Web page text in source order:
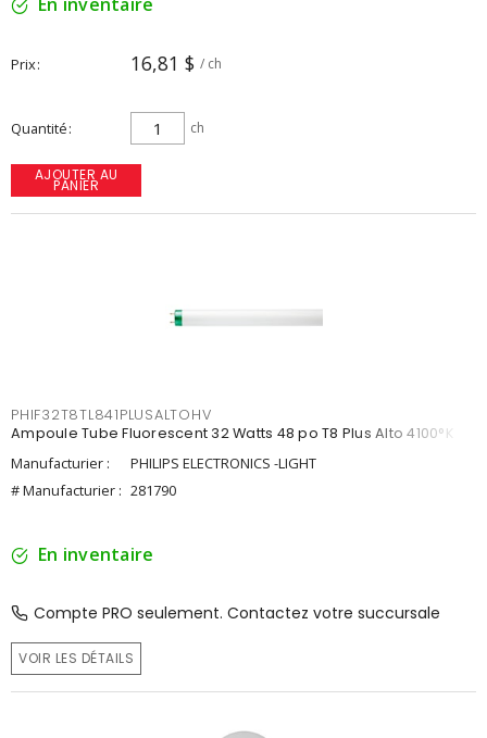
Prix 16,81 $ / ch
Quantité ch
AJOUTER AU
PANIER
PHIF32T8TL841PLUSALTOHV
Ampoule Tube Fluorescent 32 Watts 48 po T8 Plus Alto 4100°K
Manufacturier :
PHILIPS ELECTRONICS -LIGHT
# Manufacturier : 281790
En inventaire
Compte PRO seulement. Contactez votre succursale
VOIR LES DÉTAILS